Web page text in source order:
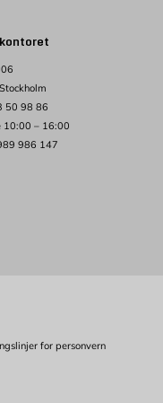
50 98 86
10:00 – 16:00
986 147
for personvern